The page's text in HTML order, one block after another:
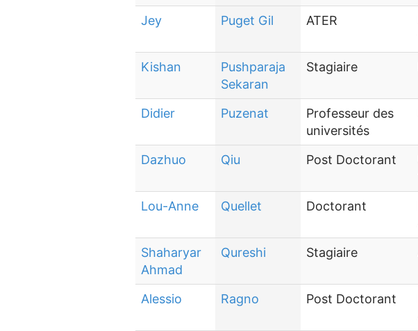
Jey Puget Gil ATER
Kishan
Pushparaja
Sekaran
Stagiaire
Didier Puzenat
Professeur des
universités
Dazhuo Qiu Post Doctorant
Lou-Anne Quellet Doctorant
Shaharyar
Ahmad
Qureshi Stagiaire
Alessio Ragno Post Doctorant